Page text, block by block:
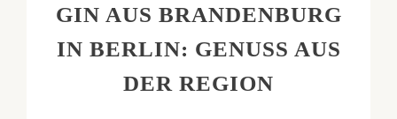
GIN AUS BRANDENBURG
IN BERLIN: GENUSS AUS
DER REGION